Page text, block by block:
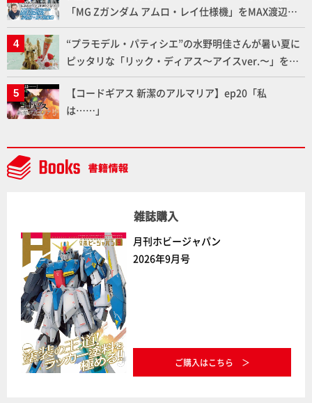
「MG Zガンダム アムロ・レイ仕様機」をMAX渡辺が
ふたたび塗る!!【試し読み】
“プラモデル・パティシエ”の水野明佳さんが暑い夏に
ピッタリな「リック・ディアス〜アイスver.〜」を製
作【ガンダムフォワード Vol.11抜粋】
【コードギアス 新潔のアルマリア】ep20「私
は……」
雑誌購入
月刊ホビージャパン
2026年9月号
ご購入はこちら